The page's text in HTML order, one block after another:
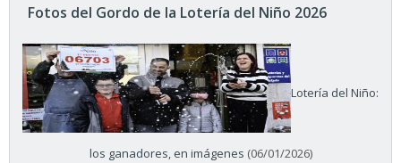
Fotos del Gordo de la Lotería del Niño 2026
Lotería del Niño:
los ganadores, en imágenes (06/01/2026)